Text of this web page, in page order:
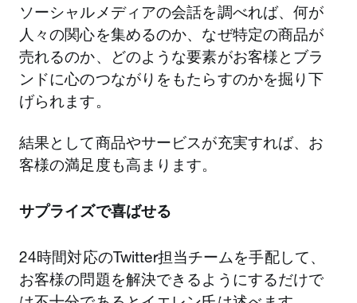
ソーシャルメディアの会話を調べれば、何が
人々の関心を集めるのか、なぜ特定の商品が
売れるのか、どのような要素がお客様とブラ
ンドに心のつながりをもたらすのかを掘り下
げられます。
結果として商品やサービスが充実すれば、お
客様の満足度も高まります。
サプライズで喜ばせる
24時間対応のTwitter担当チームを手配して、
お客様の問題を解決できるようにするだけで